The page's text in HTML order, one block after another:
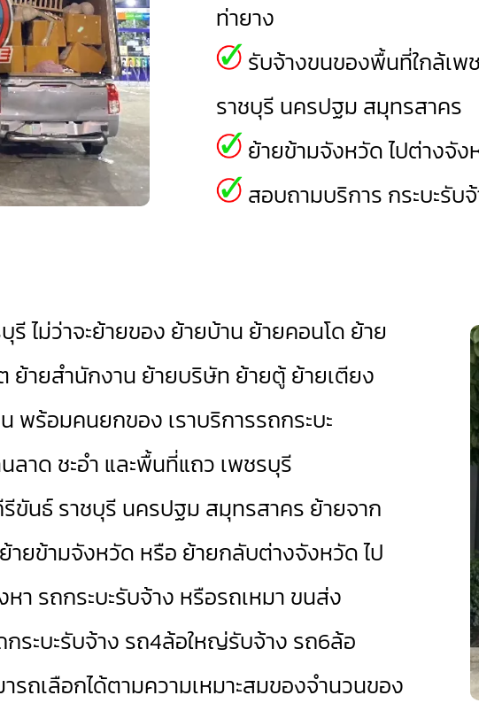
ท่ายาง
รับจ้างขนของพื้นที่ใกล้เพ
ราชบุรี นครปฐม สมุทรสาคร
ย้ายข้ามจังหวัด ไปต่างจั
สอบถามบริการ กระบะรับ
รีไม่ว่าจะย้ายของ ย้ายบ้าน ย้ายคอนโด ย้าย
ายสำนักงาน ย้ายบริษัท ย้ายตู้ ย้ายเตียง
พร้อมคนยกของ เราบริการรถกระบะ
ลาด ชะอำ และพื้นที่แถว เพชรบุรี
ขันธ์ราชบุรี นครปฐม สมุทรสาคร ย้ายจาก
ายข้ามจังหวัด หรือ ย้ายกลับต่างจังหวัด ไป
า รถกระบะรับจ้าง หรือรถเหมา ขนส่ง
กระบะรับจ้าง รถ4ล้อใหญ่รับจ้าง รถ6ล้อ
รถเลือกได้ตามความเหมาะสมของจำนวนของ